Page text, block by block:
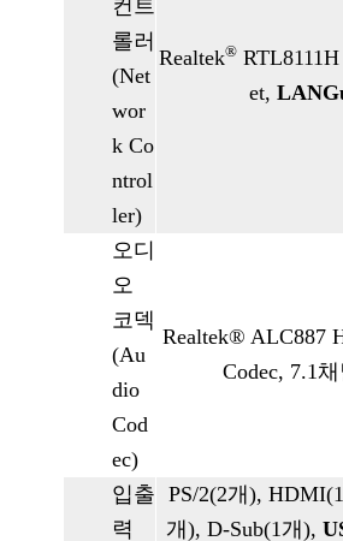
컨트
롤러
(Net
wor
k Co
ntrol
ler)
Realtek®RTL8111H
et,
오디
오
코덱
(Au
dio
Cod
ec)
Realtek® ALC887
Codec, 7.1
입출
력
PS/2(2개),
개), D-Sub(1개),